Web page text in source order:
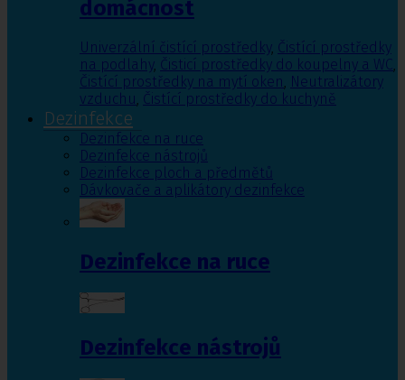
domácnost
Univerzální čistící prostředky, Čistící prostředky
na podlahy, Čisticí prostředky do koupelny a WC,
Čistící prostředky na mytí oken, Neutralizátory
vzduchu, Čistící prostředky do kuchyně
Dezinfekce
Dezinfekce na ruce
Dezinfekce nástrojů
Dezinfekce ploch a předmětů
Dávkovače a aplikátory dezinfekce
Dezinfekce na ruce
Dezinfekce nástrojů